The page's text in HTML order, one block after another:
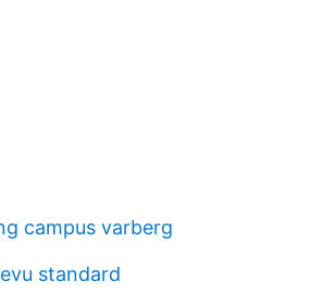
campus varberg
standard